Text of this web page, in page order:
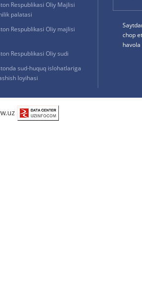
Respublikasi Oliy Majlisi
palatasi
Respublikasi Oliy majlisi
Respublikasi Oliy sudi
sud-huquq islohatlariga
loyihasi
chop